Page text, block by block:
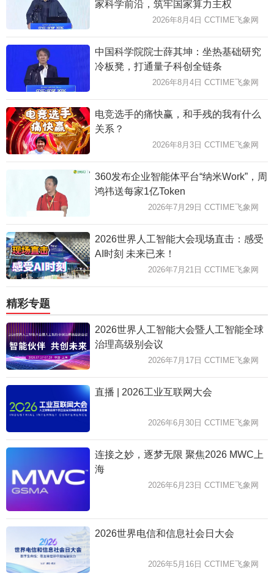
家科学前沿，筑牢国家算力主权
2026年8月4日 CCTIME飞象网
中国科学院院士薛其坤：坐热基础研究
冷板凳，打通量子科创全链条
2026年8月4日 CCTIME飞象网
电竞选手的痛快赢，和手残的我有什么
关系？
2026年8月3日 CCTIME飞象网
360发布企业智能体平台“纳米Work”，周
鸿祎送每家1亿Token
2026年7月29日 CCTIME飞象网
2026世界人工智能大会现场直击：感受
AI时刻 未来已来！
2026年7月21日 CCTIME飞象网
精彩专题
2026世界人工智能大会暨人工智能全球
治理高级别会议
2026年7月17日 CCTIME飞象网
直播 | 2026工业互联网大会
2026年6月30日 CCTIME飞象网
连接之妙，逐梦无限 聚焦2026 MWC上
海
2026年6月23日 CCTIME飞象网
2026世界电信和信息社会日大会
2026年5月16日 CCTIME飞象网